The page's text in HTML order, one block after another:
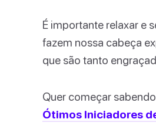
É importante relaxar e
fazem nossa cabeça
que são tanto
Quer começar
Ótimos Iniciadores